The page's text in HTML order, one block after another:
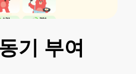
동기 부여